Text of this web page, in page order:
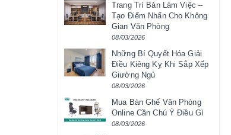
Trang Trí Bàn Làm Việc –
Tạo Điểm Nhấn Cho Không
Gian Văn Phòng
08/03/2026
Những Bí Quyết Hóa Giải
Điều Kiêng Kỵ Khi Sắp Xếp
Giường Ngủ
08/03/2026
Mua Bàn Ghế Văn Phòng
Online Cần Chú Ý Điều Gì
08/03/2026